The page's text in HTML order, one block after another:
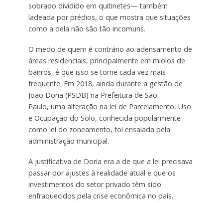
sobrado dividido em quitinetes— também
ladeada por prédios, o que mostra que situações
como a dela não são tão incomuns.
O medo de quem é contrário ao adensamento de
áreas residenciais, principalmente em miolos de
bairros, é que isso se torne cada vez mais
frequente. Em 2018, ainda durante a gestão de
João Doria (PSDB) na Prefeitura de São
Paulo, uma alteração na lei de Parcelamento, Uso
e Ocupação do Solo, conhecida popularmente
como lei do zoneamento, foi ensaiada pela
administração municipal.
A justificativa de Doria era a de que a lei precisava
passar por ajustes à realidade atual e que os
investimentos do setor privado têm sido
enfraquecidos pela crise econômica no país.